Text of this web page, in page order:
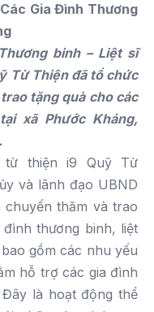
Gia Đình Thương
binh – Liệt sĩ
Từ Thiện đã tổ chức
tặng quà cho các
xã Phước Kháng,
từ thiện i9 Quỹ Từ
và lãnh đạo UBND
thăm và trao
thương binh, liệt
gồm các nhu yếu
hỗ trợ các gia đình
là hoạt động thể